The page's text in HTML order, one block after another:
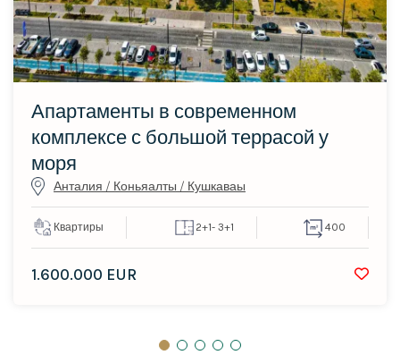
Апартаменты в современном
комплексе с большой террасой у
моря
Анталия / Коньяалты / Кушкаваы
Квартиры 2+1- 3+1 400
1.600.000 EUR